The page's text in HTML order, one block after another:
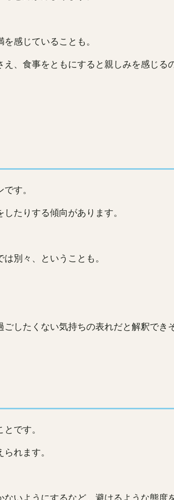
感じていることも。
え、食事をともにすると親しみを感じる
す。
たりする傾向があります。
別々、ということも。
したくない気持ちの表れだと解釈でき
です。
れます。
いようにするなど、避けるような態度